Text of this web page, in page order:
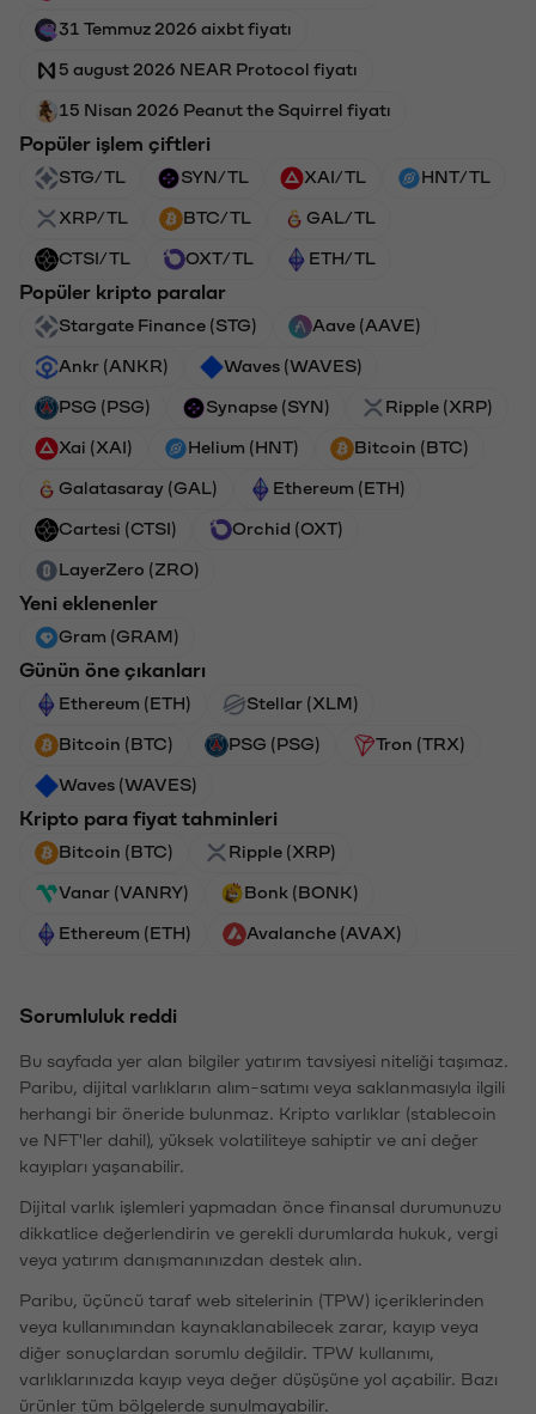
31 Temmuz 2026 aixbt fiyatı
5 august 2026 NEAR Protocol fiyatı
15 Nisan 2026 Peanut the Squirrel fiyatı
Popüler işlem çiftleri
STG/TL SYN/TL XAI/TL HNT/TL
XRP/TL BTC/TL GAL/TL
CTSI/TL OXT/TL ETH/TL
Popüler kripto paralar
Stargate Finance (STG) Aave (AAVE)
Ankr (ANKR) Waves (WAVES)
PSG (PSG) Synapse (SYN) Ripple (XRP)
Xai (XAI) Helium (HNT) Bitcoin (BTC)
Galatasaray (GAL) Ethereum (ETH)
Cartesi (CTSI) Orchid (OXT)
LayerZero (ZRO)
Yeni eklenenler
Gram (GRAM)
Günün öne çıkanları
Ethereum (ETH) Stellar (XLM)
Bitcoin (BTC) PSG (PSG) Tron (TRX)
Waves (WAVES)
Kripto para fiyat tahminleri
Bitcoin (BTC) Ripple (XRP)
Vanar (VANRY) Bonk (BONK)
Ethereum (ETH) Avalanche (AVAX)
Sorumluluk reddi
Bu sayfada yer alan bilgiler yatırım tavsiyesi niteliği taşımaz.
Paribu, dijital varlıkların alım-satımı veya saklanmasıyla ilgili
herhangi bir öneride bulunmaz. Kripto varlıklar (stablecoin
ve NFT'ler dahil), yüksek volatiliteye sahiptir ve ani değer
kayıpları yaşanabilir.
Dijital varlık işlemleri yapmadan önce finansal durumunuzu
dikkatlice değerlendirin ve gerekli durumlarda hukuk, vergi
veya yatırım danışmanınızdan destek alın.
Paribu, üçüncü taraf web sitelerinin (TPW) içeriklerinden
veya kullanımından kaynaklanabilecek zarar, kayıp veya
diğer sonuçlardan sorumlu değildir. TPW kullanımı,
varlıklarınızda kayıp veya değer düşüşüne yol açabilir. Bazı
ürünler tüm bölgelerde sunulmayabilir.